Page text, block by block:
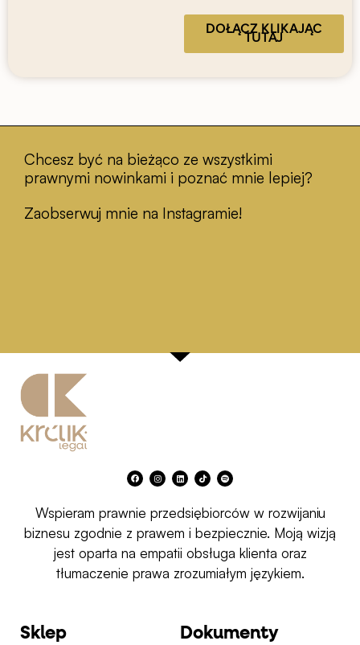
DOŁĄCZ KLIKAJĄC
TUTAJ
Chcesz być na bieżąco ze wszystkimi
prawnymi nowinkami i poznać mnie lepiej?
Zaobserwuj mnie na Instagramie!
F
a
c
o
o
I
n
s
g
r
m
L
i
n
d
i
T
i
k
k
S
p
o
f
y
Wspieram prawnie przedsiębiorców w rozwijaniu
biznesu zgodnie z prawem i bezpiecznie. Moją wizją
jest oparta na empatii obsługa klienta oraz
tłumaczenie prawa zrozumiałym językiem.
Sklep
Dokumenty